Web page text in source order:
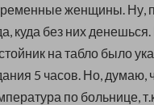
женщины. Ну,
куда без них
на табло было
5 часов. Но, думаю,
по больнице,